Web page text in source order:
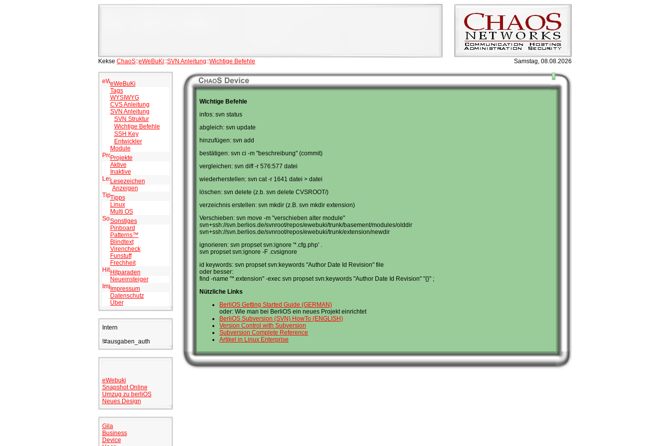
Kekse ChaoS::eWeBuKi::SVN Anleitung::Wichtige Befehle Samstag, 08.08.2026
eWeBuKi
Tags
WYSIWYG
CVS Anleitung
SVN Anleitung
SVN Struktur
Wichtige Befehle
SSH Key
Entwickler
Module
Projekte
Aktive
Inaktive
Lesezeichen
Anzeigen
Tipps
Linux
Multi OS
Sonstiges
Pinboard
Patterns™
Blindtext
Virencheck
Funstuff
Frechheit
Hitparaden
Neueinsteiger
Impressum
Datenschutz
Über
Intern
!#ausgaben_auth
eWebuki
Snapshot Online
Umzug zu berliOS
Neues Design
Gila
Business
Device
Wichtige Befehle
infos: svn status
abgleich: svn update
hinzufügen: svn add
bestätigen: svn ci -m "beschreibung" (commit)
vergleichen: svn diff -r 576:577 datei
wiederherstellen: svn cat -r 1641 datei > datei
löschen: svn delete (z.b. svn delete CVSROOT/)
verzeichnis erstellen: svn mkdir (z.B. svn mkdir extension)
Verschieben: svn move -m "verschieben alter module"
svn+ssh://svn.berlios.de/svnroot/repos/ewebuki/trunk/basement/modules/olddir
svn+ssh://svn.berlios.de/svnroot/repos/ewebuki/trunk/extension/newdir
ignorieren: svn propset svn:ignore '*.cfg.php' .
svn propset svn:ignore -F .cvsignore
id keywords: svn propset svn:keywords "Author Date Id Revision" file
oder besser:
find -name "*.extension" -exec svn propset svn:keywords "Author Date Id Revision" "{}" ;
Nützliche Links
BerliOS Getting Started Guide (GERMAN)
oder: Wie man bei BerliOS ein neues Projekt einrichtet
BerliOS Subversion (SVN) HowTo (ENGLISH)
Version Control with Subversion
Subversion Complete Reference
Artikel in Linux Enterprise